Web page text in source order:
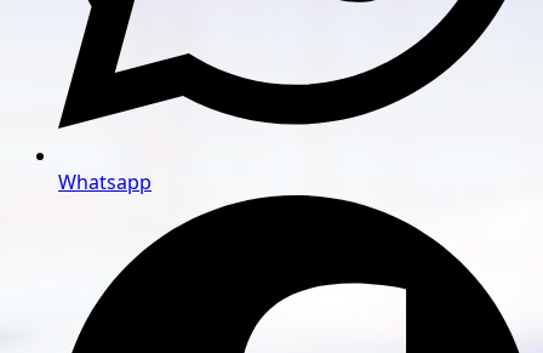
Whatsapp